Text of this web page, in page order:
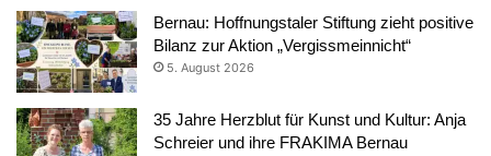
Bernau: Hoffnungstaler Stiftung zieht positive
Bilanz zur Aktion „Vergissmeinnicht“
5. August 2026
35 Jahre Herzblut für Kunst und Kultur: Anja
Schreier und ihre FRAKIMA Bernau